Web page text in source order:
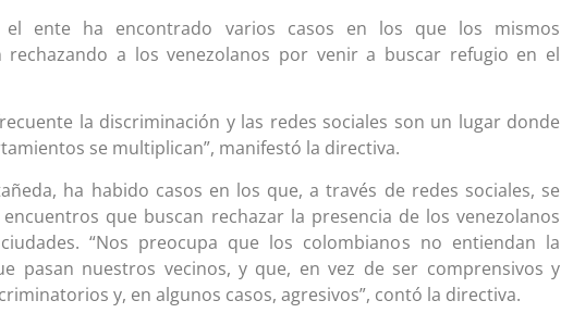
el ente ha encontrado varios casos en los que los mismos
rechazando a los venezolanos por venir a buscar refugio en el
la discriminación y las redes sociales son un lugar donde
se multiplican”, manifestó la directiva.
ha habido casos en los que, a través de redes sociales, se
que buscan rechazar la presencia de los venezolanos
“Nos preocupa que los colombianos no entiendan la
pasan nuestros vecinos, y que, en vez de ser comprensivos y
y, en algunos casos, agresivos”, contó la directiva.